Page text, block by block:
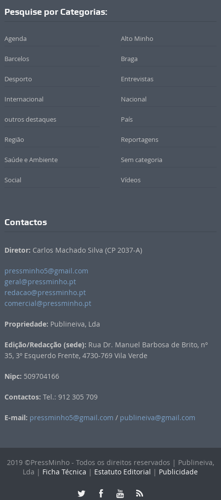
Pesquise por Categorias:
Agenda Alto Minho
Barcelos Braga
Desporto Entrevistas
Internacional Nacional
outros destaques País
Região Reportagens
Saúde e Ambiente Sem categoria
Social Vídeos
Contactos
Diretor: Carlos Machado Silva (CP 2037-A)
pressminho5@gmail.com
geral@pressminho.pt
redacao@pressminho.pt
comercial@pressminho.pt
Propriedade: Publineiva, Lda
Edição/Redacção (sede): Rua Dr. Manuel Barbosa de Brito, nº
35, 3º Esquerdo Frente, 4730-769 Vila Verde
Nipc: 509704166
Contactos: Tel.: 912 305 709
E-mail: pressminho5@gmail.com / publineiva@gmail.com
2019 ©PressMinho - Todos os direitos reservados | Publineiva,
Lda | Ficha Técnica | Estatuto Editorial | Publicidade